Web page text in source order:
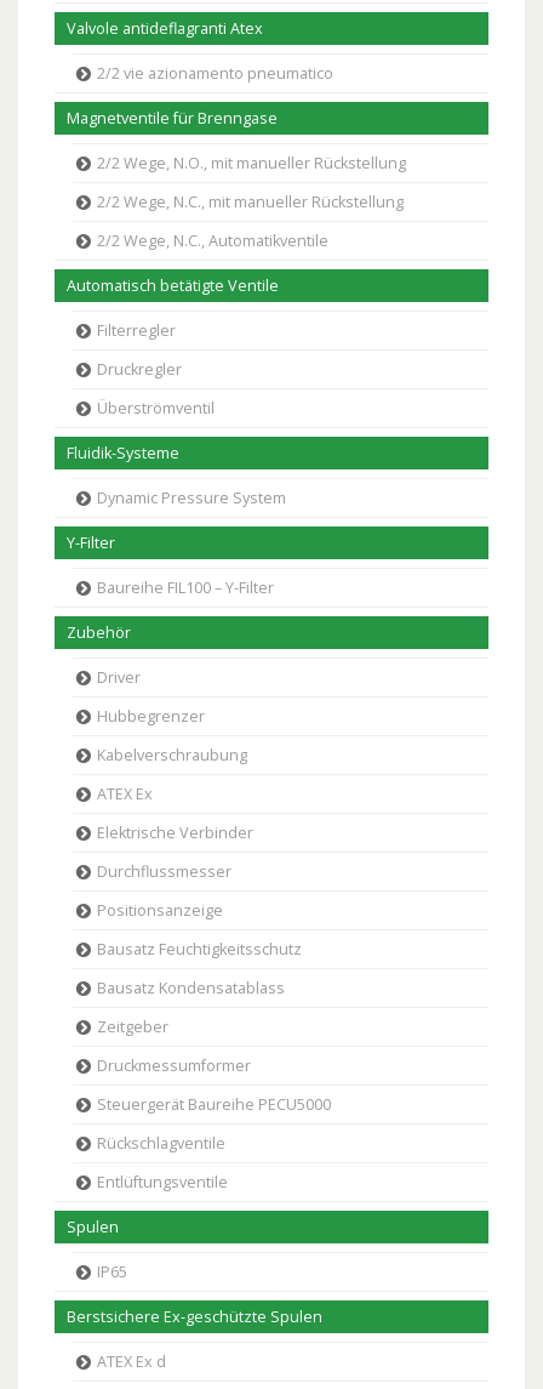
Valvole antideflagranti Atex
2/2 vie azionamento pneumatico
Magnetventile für Brenngase
2/2 Wege, N.O., mit manueller Rückstellung
2/2 Wege, N.C., mit manueller Rückstellung
2/2 Wege, N.C., Automatikventile
Automatisch betätigte Ventile
Filterregler
Druckregler
Überströmventil
Fluidik-Systeme
Dynamic Pressure System
Y-Filter
Baureihe FIL100 – Y-Filter
Zubehör
Driver
Hubbegrenzer
Kabelverschraubung
ATEX Ex
Elektrische Verbinder
Durchflussmesser
Positionsanzeige
Bausatz Feuchtigkeitsschutz
Bausatz Kondensatablass
Zeitgeber
Druckmessumformer
Steuergerät Baureihe PECU5000
Rückschlagventile
Entlüftungsventile
Spulen
IP65
Berstsichere Ex-geschützte Spulen
ATEX Ex d